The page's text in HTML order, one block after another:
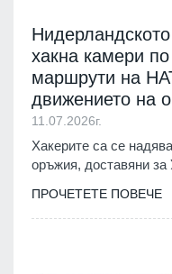
хакна камери по
маршрути на
движението на
11.07.2026г.
Хакерите са се
оръжия, доставяни за
ПРОЧЕТЕТЕ ПОВЕЧЕ